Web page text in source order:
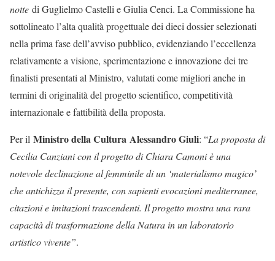
notte di Guglielmo Castelli e Giulia Cenci. La Commissione ha
sottolineato l’alta qualità progettuale dei dieci dossier selezionati
nella prima fase dell’avviso pubblico, evidenziando l’eccellenza
relativamente a visione, sperimentazione e innovazione dei tre
finalisti presentati al Ministro, valutati come migliori anche in
termini di originalità del progetto scientifico, competitività
internazionale e fattibilità della proposta.
Per il Ministro della Cultura Alessandro Giuli: “La proposta di
Cecilia Canziani con il progetto di Chiara Camoni è una
notevole declinazione al femminile di un ‘materialismo magico’
che antichizza il presente, con sapienti evocazioni mediterranee,
citazioni e imitazioni trascendenti. Il progetto mostra una rara
capacità di trasformazione della Natura in un laboratorio
artistico vivente”.